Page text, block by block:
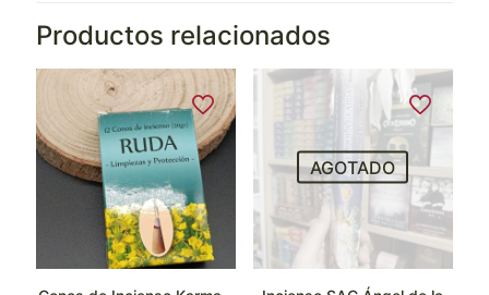
Productos relacionados
AGOTADO